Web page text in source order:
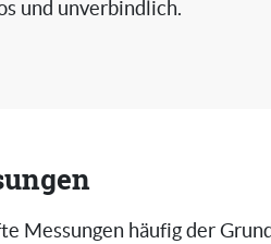
und unverbindlich.
Messungen häufig der